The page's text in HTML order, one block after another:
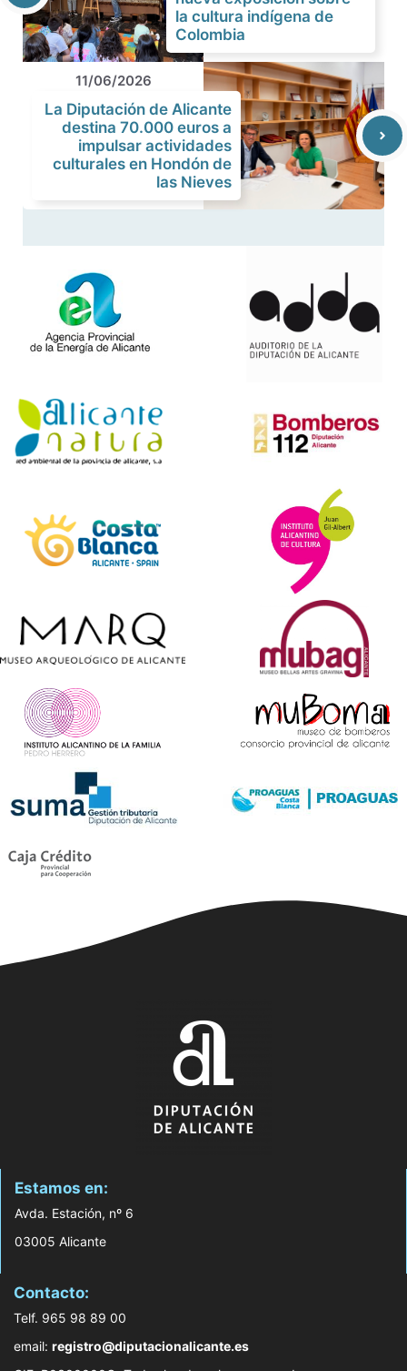
la cultura indígena de
Colombia
11/06/2026
La Diputación de Alicante
destina 70.000 euros a
impulsar actividades
culturales en Hondón de
las Nieves
Estamos en:
Avda. Estación, nº 6
03005 Alicante
Contacto:
Telf. 965 98 89 00
email: registro@diputacionalicante.es